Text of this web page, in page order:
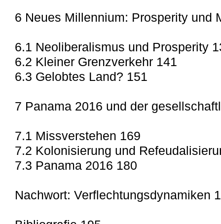
6 Neues Millennium: Prosperity und
6.1 Neoliberalismus und Prosperity
6.2 Kleiner Grenzverkehr 141
6.3 Gelobtes Land? 151
7 Panama 2016 und der
7.1 Missverstehen 169
7.2 Kolonisierung und
7.3 Panama 2016 180
Nachwort: Verflechtungsdynamiken